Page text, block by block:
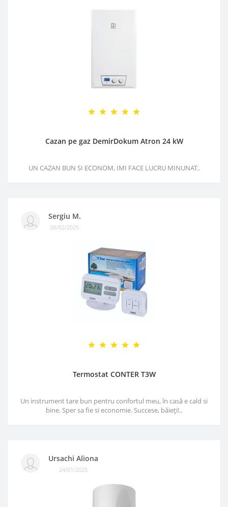
Cazan pe gaz DemirDokum Atron 24 kW
UN CAZAN BUN SI ECONOM, IMI FACE LUCRU MINUNAT..
Sergiu M.
06/02/2025
Termostat CONTER T3W
Un instrument tare bun pentru confortul meu, în casă e cald si
bine. Sper sa fie si economie. Succese, băieți!..
Ursachi Aliona
24/01/2025